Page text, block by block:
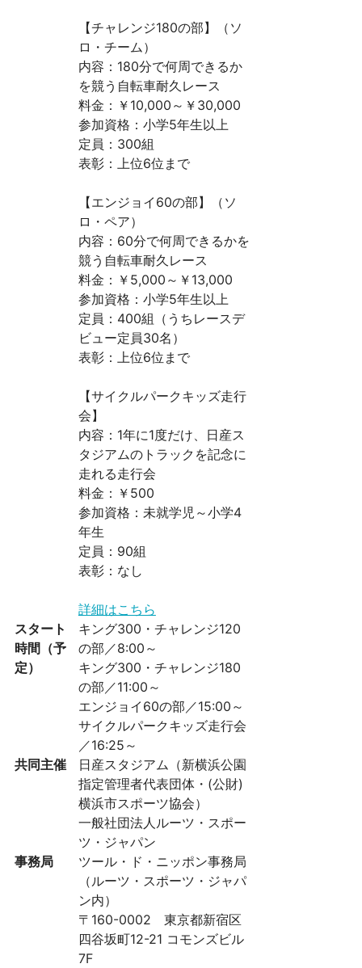
【チャレンジ180の部】（ソ
ロ・チーム）
内容：180分で何周できるか
を競う自転車耐久レース
料金：￥10,000～￥30,000
参加資格：小学5年生以上
定員：300組
表彰：上位6位まで
【エンジョイ60の部】（ソ
ロ・ペア）
内容：60分で何周できるかを
競う自転車耐久レース
料金：￥5,000～￥13,000
参加資格：小学5年生以上
定員：400組（うちレースデ
ビュー定員30名）
表彰：上位6位まで
【サイクルパークキッズ走行
会】
内容：1年に1度だけ、日産ス
タジアムのトラックを記念に
走れる走行会
料金：￥500
参加資格：未就学児～小学4
年生
定員：90組
表彰：なし
詳細はこちら
スタート
時間（予
定）
キング300・チャレンジ120
の部／8:00～
キング300・チャレンジ180
の部／11:00～
エンジョイ60の部／15:00～
サイクルパークキッズ走行会
／16:25～
共同主催
日産スタジアム（新横浜公園
指定管理者代表団体・(公財)
横浜市スポーツ協会）
一般社団法人ルーツ・スポー
ツ・ジャパン
事務局
ツール・ド・ニッポン事務局
（ルーツ・スポーツ・ジャパ
ン内）
〒160-0002 東京都新宿区
四谷坂町12-21 コモンズビル
7F